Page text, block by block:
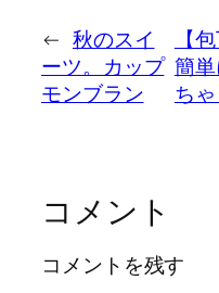
← 秋のスイ
ーツ。カップ
モンブラン
【
簡
ち
コメント
コメントを残す